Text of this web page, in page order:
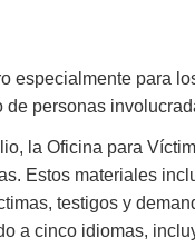
para
de personas
la Oficina para
Estos materiales
testigos y
a cinco idiomas,